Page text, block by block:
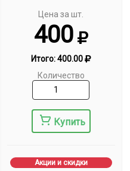
Цена за шт.
400
Итого:400.00
Количество
Купить
Акции и скидки